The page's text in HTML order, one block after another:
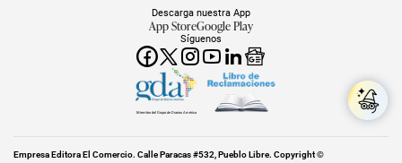
Síguenos
Descarga nuestra App
App StoreGoogle Play
Miembro del Grupo de Diarios América
Empresa Editora El Comercio. Calle Paracas #532, Pueblo Libre. Copyright ©